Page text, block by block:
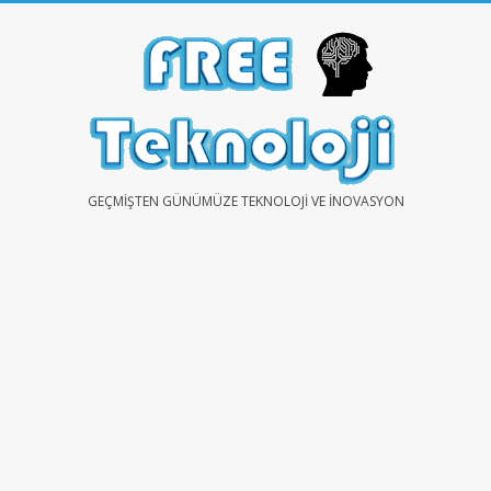
FREEGEÇMIŞTEN GÜNÜMÜZE TEKNOLOJI VE İNOVASYON